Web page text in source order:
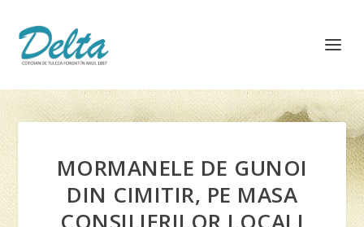
MORMANELE DE GUNOI
DIN CIMITIR, PE MASA